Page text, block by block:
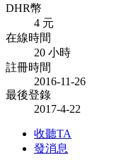
DHR幣
4 元
在線時間
20 小時
註冊時間
2016-11-26
最後登錄
2017-4-22
收聽TA
發消息